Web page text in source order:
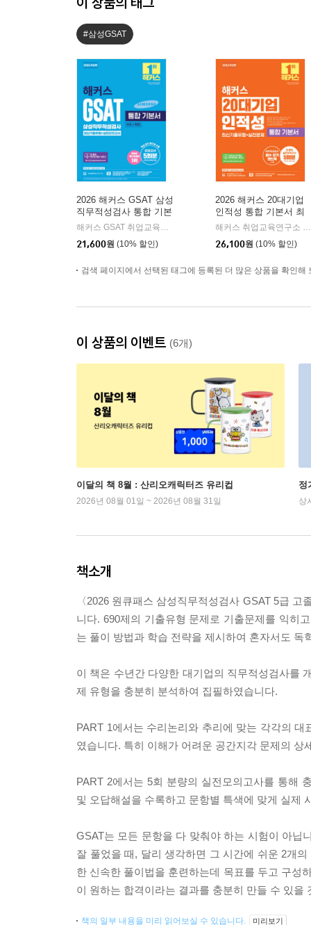
#삼성GSAT
2026 해커스 GSAT 삼성
직무적성검사 통합 기본
서 최신기출유형+실전해커스 GSAT 취업교육연구소 저
해커스잡
21,600원 (10% 할인)
2026 해커스 20대기업
인적성 통합 기본서 최
신기출유형+실전문제
회분)
해커스 취업교육연구소 저
26,100원 (10% 할인)
검색 페이지에서 선택된 태그에 등록된 더 많은 상품을 확인해
이 상품의 이벤트 (6개)
이달의 책 8월 : 산리오캐릭터즈 유리컵
2026년 08월 01일 ~ 2026년 08월 31일
정
상
책소개
〈2026 원큐패스 삼성직무적성검사 GSAT 5급
니다. 690제의 기출유형 문제로 기출문제를 익히
는 풀이 방법과 학습 전략을 제시하여 혼자서도 독
이 책은 수년간 다양한 대기업의 직무적성검사를
제 유형을 충분히 분석하여 집필하였습니다.
PART 1에서는 수리논리와 추리에 맞는 각각의
였습니다. 특히 이해가 어려운 공간지각 문제의
PART 2에서는 5회 분량의 실전모의고사를 통해
및 오답해설을 수록하고 문항별 특색에 맞게 실제
GSAT는 모든 문항을 다 맞춰야 하는 시험이 아닙
잘 풀었을 때, 달리 생각하면 그 시간에 쉬운 2개
한 신속한 풀이법을 훈련하는데 목표를 두고 구성
이 원하는 합격이라는 결과를 충분히 만들 수 있을
책의 일부 내용을 미리 읽어보실 수 있습니다. 미리보기